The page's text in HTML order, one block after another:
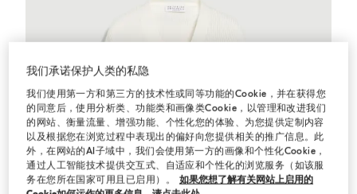
我们承诺保护人类的私隐
我们使用第一方和第三方的技术性或同等功能的Cookie，并在获得您
的同意后，使用分析类、功能类和画像类Cookie，以管理和改进我们
的网站、衡量流量、增强功能、个性化您的体验、为您提供定制内容
以及根据您在浏览过程中表现出的偏好向您提供相关的推广信息。此
外，在网站的AI子域中，我们会使用第一方的画像和个性化Cookie，
通过人工智能技术提供交互式、自适应和个性化的浏览服务（如该服
务在您所在国家可用且已启用）。
如果您想了解有关网站上启用的